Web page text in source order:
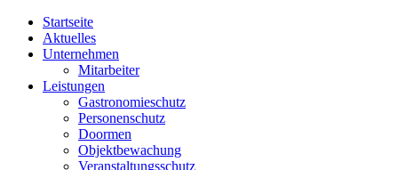
Startseite
Aktuelles
Unternehmen
Mitarbeiter
Leistungen
Gastronomieschutz
Personenschutz
Doormen
Objektbewachung
Veranstaltungsschutz